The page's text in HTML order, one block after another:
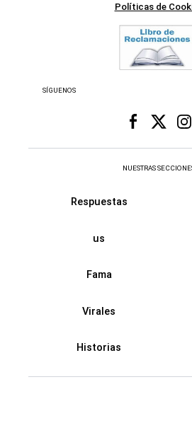
Políticas de
SÍGUENOS
NUESTRAS
Respuestas
us
Fama
Virales
Historias